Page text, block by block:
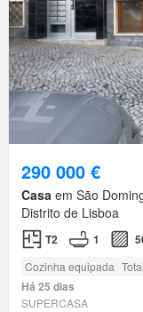
290 000 €
Casa em São
Distrito de Lisboa
T2 1
Cozinha equipada
Há 25 dias
SUPERCASA